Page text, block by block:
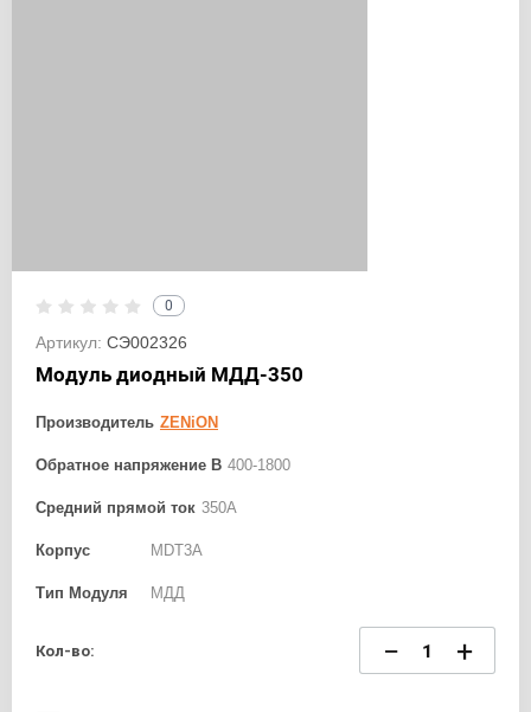
0
Артикул: СЭ002326
Модуль диодный МДД-350
Производитель ZENiON
Обратное напряжение В 400-1800
Средний прямой ток 350А
Корпус MDT3A
Тип Модуля МДД
Кол-во: − +